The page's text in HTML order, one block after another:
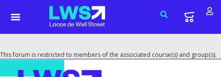
This forum is restricted to members of the associated course(s) and group(s).